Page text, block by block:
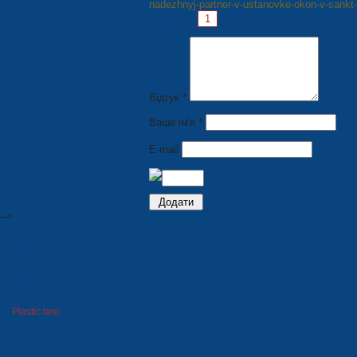
nadezhnyj-partner-v-ustanovke-okon-v-
1
Відгук *
Ваше ім'я *
E-mail
-->
Plastic tare